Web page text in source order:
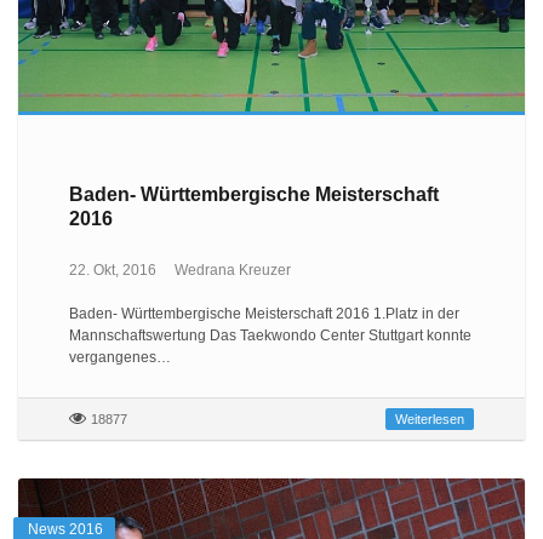
Baden- Württembergische Meisterschaft
2016
22. Okt, 2016 Wedrana Kreuzer
Baden- Württembergische Meisterschaft 2016 1.Platz in der
Mannschaftswertung Das Taekwondo Center Stuttgart konnte
vergangenes…
18877 Weiterlesen
News 2016